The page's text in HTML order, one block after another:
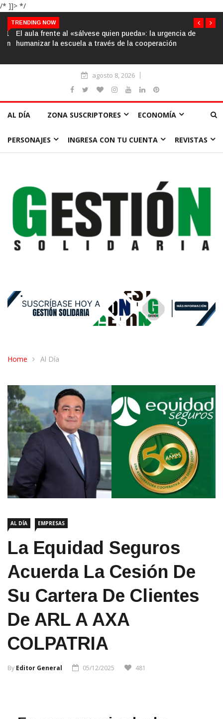
/* ]]> */
TRENDING NOW
El aula frente al «sálvese quien pueda»: la urgencia de
humanizar la escuela a través de la cooperación
agosto 8, 2026
AL DÍA ZONA SUSCRIPTORES ECONOMÍA
La Equidad Seguros
Acuerda La Cesión De
Su Cartera De Clientes
De ARL A AXA
COLPATRIA